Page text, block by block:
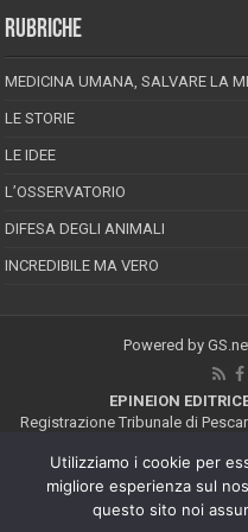
RUBRICHE
MEDICINA UMANA, SALVARE LA
LE STORIE
LE IDEE
L’OSSERVATORIO
DIFESA DEGLI ANIMALI
INCREDIBILE MA VERO
Powered by
EPINEION
Registrazione Tribunale di
Iscrizione
Riproduzione riservata ©
Utilizziamo i cookie per
migliore esperienza sul
questo sito noi